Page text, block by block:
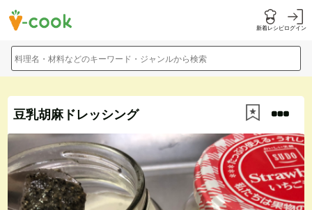
新着レシピログイン
料理名・材料などのキーワード・ジャンルから検索
豆乳胡麻ドレッシング